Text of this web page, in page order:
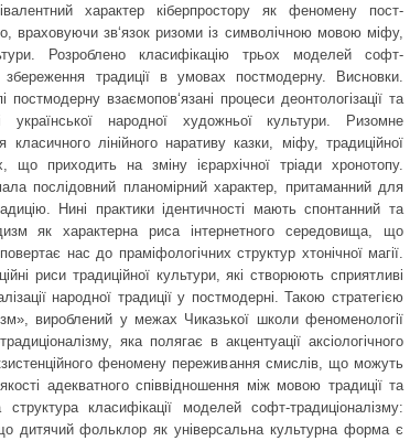
характер кіберпростору як феномену пост-
враховуючи зв‘язок ризоми із символічною мовою міфу,
Розроблено класифікацію трьох моделей софт-
збереження традиції в умовах постмодерну. Висновки.
взаємопов‘язані процеси деонтологізації та
української народної художньої культури. Ризомне
лінійного наративу казки, міфу, традиційної
приходить на зміну ієрархічної тріади хронотопу.
послідовний планомірний характер, притаманний для
Нині практики ідентичності мають спонтанний та
як характерна риса інтернетного середовища, що
нас до праміфологічних структур хтонічної магії.
риси традиційної культури, які створюють сприятливі
народної традиції у постмодерні. Такою стратегією
вироблений у межах Чиказької школи феноменології
яка полягає в акцентуації аксіологічного
феномену переживання смислів, що можуть
адекватного співвідношення між мовою традиції та
класифікації моделей софт-традиціоналізму:
що дитячий фольклор як універсальна культурна форма є